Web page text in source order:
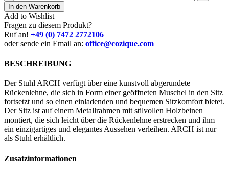
In den Warenkorb
Add to Wishlist
Fragen zu diesem Produkt?
Ruf an! +49 (0) 7472 2772106
oder sende ein Email an: office@cozique.com
BESCHREIBUNG
Der Stuhl ARCH verfügt über eine kunstvoll abgerundete
Rückenlehne, die sich in Form einer geöffneten Muschel in den Sitz
fortsetzt und so einen einladenden und bequemen Sitzkomfort bietet.
Der Sitz ist auf einem Metallrahmen mit stilvollen Holzbeinen
montiert, die sich leicht über die Rückenlehne erstrecken und ihm
ein einzigartiges und elegantes Aussehen verleihen. ARCH ist nur
als Stuhl erhältlich.
Zusatzinformationen